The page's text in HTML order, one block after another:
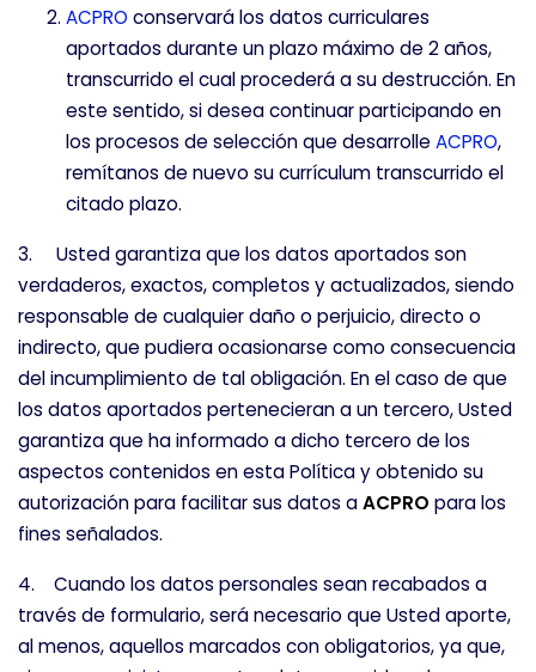
ACPRO conservará los datos curriculares
aportados durante un plazo máximo de 2 años,
transcurrido el cual procederá a su destrucción. En
este sentido, si desea continuar participando en
los procesos de selección que desarrolle ACPRO,
remítanos de nuevo su currículum transcurrido el
citado plazo.
3. Usted garantiza que los datos aportados son
verdaderos, exactos, completos y actualizados, siendo
responsable de cualquier daño o perjuicio, directo o
indirecto, que pudiera ocasionarse como consecuencia
del incumplimiento de tal obligación. En el caso de que
los datos aportados pertenecieran a un tercero, Usted
garantiza que ha informado a dicho tercero de los
aspectos contenidos en esta Política y obtenido su
autorización para facilitar sus datos aACPRO para los
fines señalados.
4. Cuando los datos personales sean recabados a
través de formulario, será necesario que Usted aporte,
al menos, aquellos marcados con obligatorios, ya que,
CONFIGURACIÓN DE COOKIES